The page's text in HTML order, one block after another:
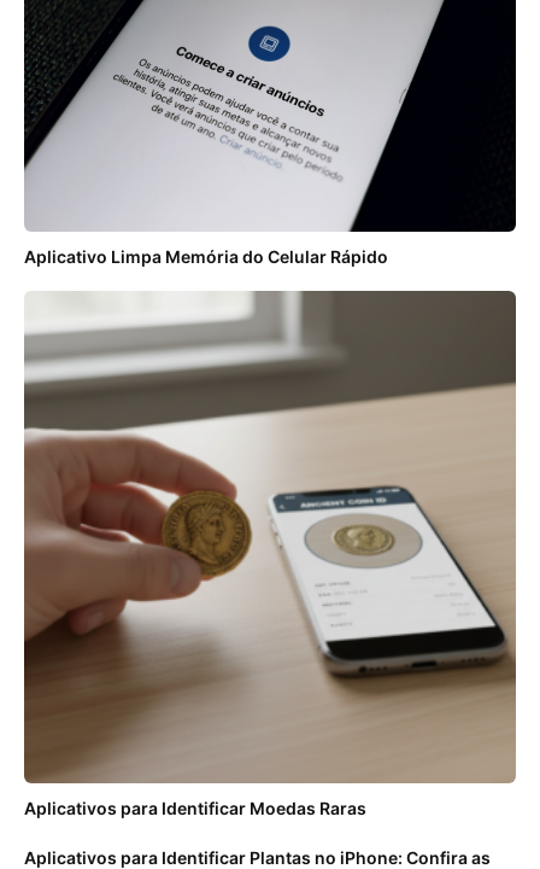
Aplicativo Limpa Memória do Celular Rápido
Aplicativos para Identificar Moedas Raras
Aplicativos para Identificar Plantas no iPhone: Confira as